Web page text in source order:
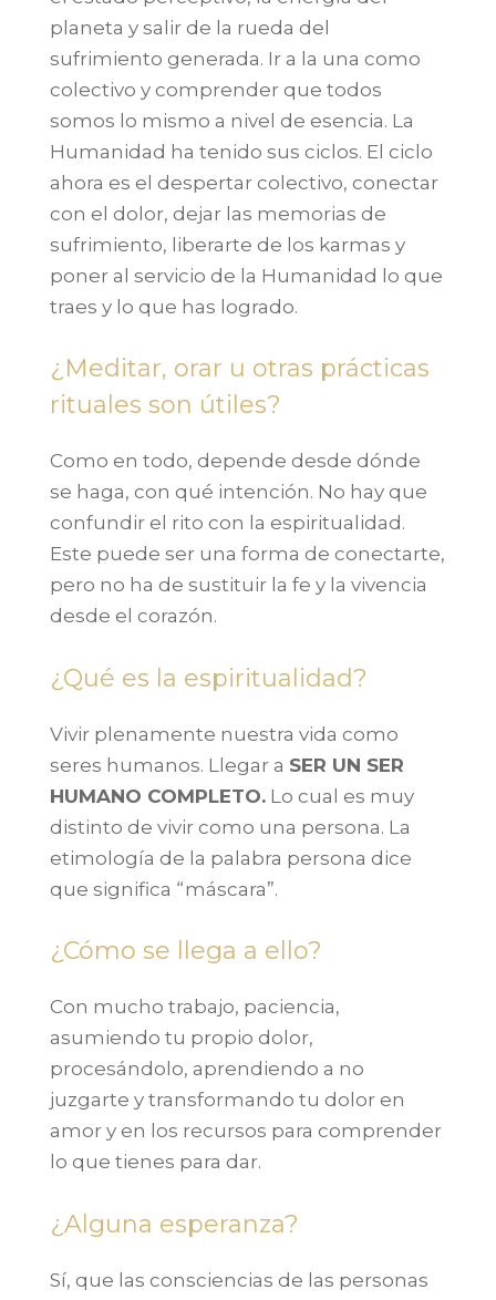
planeta y salir de la rueda del
sufrimiento generada. Ir a la una como
colectivo y comprender que todos
somos lo mismo a nivel de esencia. La
Humanidad ha tenido sus ciclos. El ciclo
ahora es el despertar colectivo, conectar
con el dolor, dejar las memorias de
sufrimiento, liberarte de los karmas y
poner al servicio de la Humanidad lo que
traes y lo que has logrado.
¿Meditar, orar u otras prácticas
rituales son útiles?
Como en todo, depende desde dónde
se haga, con qué intención. No hay que
confundir el rito con la espiritualidad.
Este puede ser una forma de conectarte,
pero no ha de sustituir la fe y la vivencia
desde el corazón.
¿Qué es la espiritualidad?
Vivir plenamente nuestra vida como
seres humanos. Llegar a SER UN SER
HUMANO COMPLETO. Lo cual es muy
distinto de vivir como una persona. La
etimología de la palabra persona dice
que significa “máscara”.
¿Cómo se llega a ello?
Con mucho trabajo, paciencia,
asumiendo tu propio dolor,
procesándolo, aprendiendo a no
juzgarte y transformando tu dolor en
amor y en los recursos para comprender
lo que tienes para dar.
¿Alguna esperanza?
Sí, que las consciencias de las personas